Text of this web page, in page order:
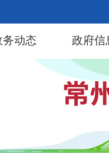
务动态 政府信